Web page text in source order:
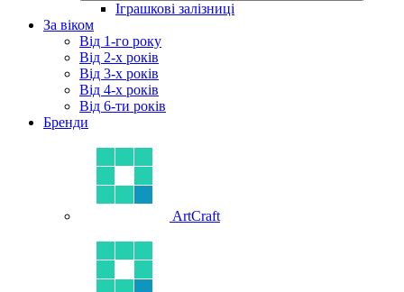
Іграшкові залізниці
За віком
Від 1-го року
Від 2-х років
Від 3-х років
Від 4-х років
Від 6-ти років
Бренди
ArtCraft